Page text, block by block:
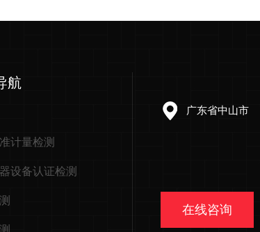
航
计量检测
设备认证检测
广东省中山市
在线咨询